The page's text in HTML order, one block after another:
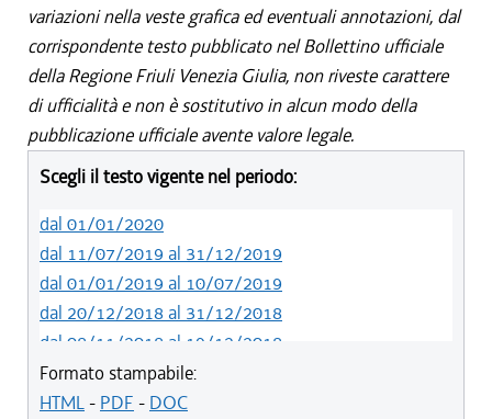
variazioni nella veste grafica ed eventuali annotazioni, dal
corrispondente testo pubblicato nel Bollettino ufficiale
della Regione Friuli Venezia Giulia, non riveste carattere
di ufficialità e non è sostitutivo in alcun modo della
pubblicazione ufficiale avente valore legale.
Scegli il testo vigente nel periodo:
dal 01/01/2020
dal 11/07/2019 al 31/12/2019
dal 01/01/2019 al 10/07/2019
dal 20/12/2018 al 31/12/2018
dal 08/11/2018 al 19/12/2018
dal 29/03/2018 al 07/11/2018
dal 15/02/2018 al 28/03/2018
Formato stampabile:
HTML- PDF - DOC